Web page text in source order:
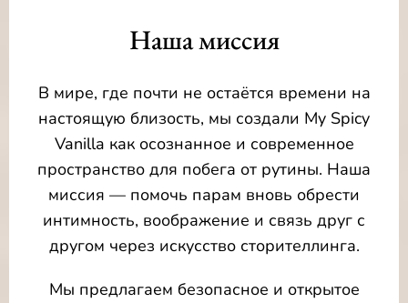
Наша миссия
В мире, где почти не остаётся времени на
настоящую близость, мы создали My Spicy
Vanilla как осознанное и современное
пространство для побега от рутины. Наша
миссия — помочь парам вновь обрести
интимность, воображение и связь друг с
другом через искусство сторителлинга.
Мы предлагаем безопасное и открытое